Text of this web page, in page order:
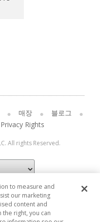
매장
블로그
Rights
All rights Reserved.
to measure and
our marketing
content and
the right, you can